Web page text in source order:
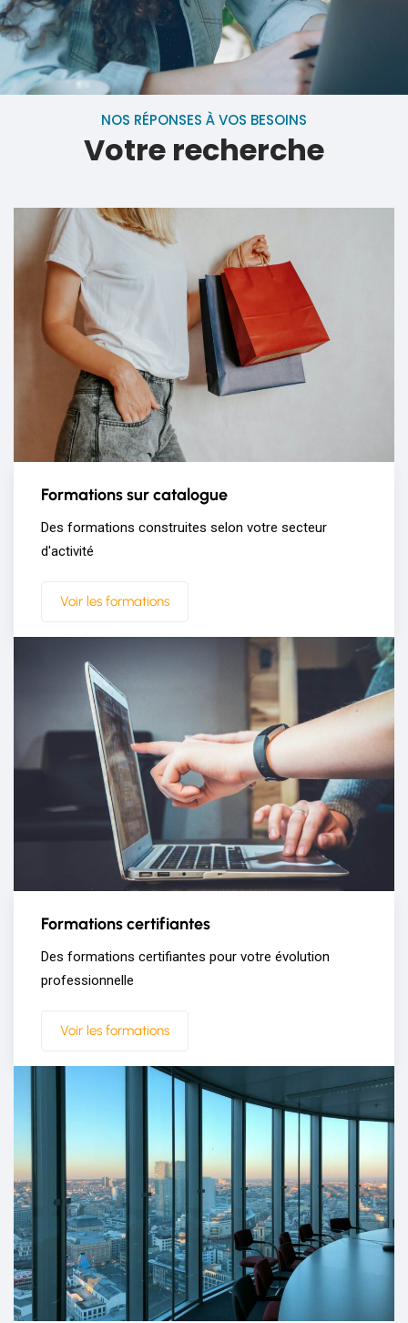
NOS RÉPONSES À VOS BESOINS
Votre recherche
Formations sur catalogue
Des formations construites selon votre secteur
d'activité
Voir les formations
Formations certifiantes
Des formations certifiantes pour votre évolution
professionnelle
Voir les formations